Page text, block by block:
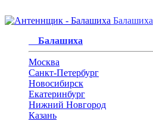
Балашиха
Балашиха
Москва
Санкт-Петербург
Новосибирск
Екатеринбург
Нижний Новгород
Казань